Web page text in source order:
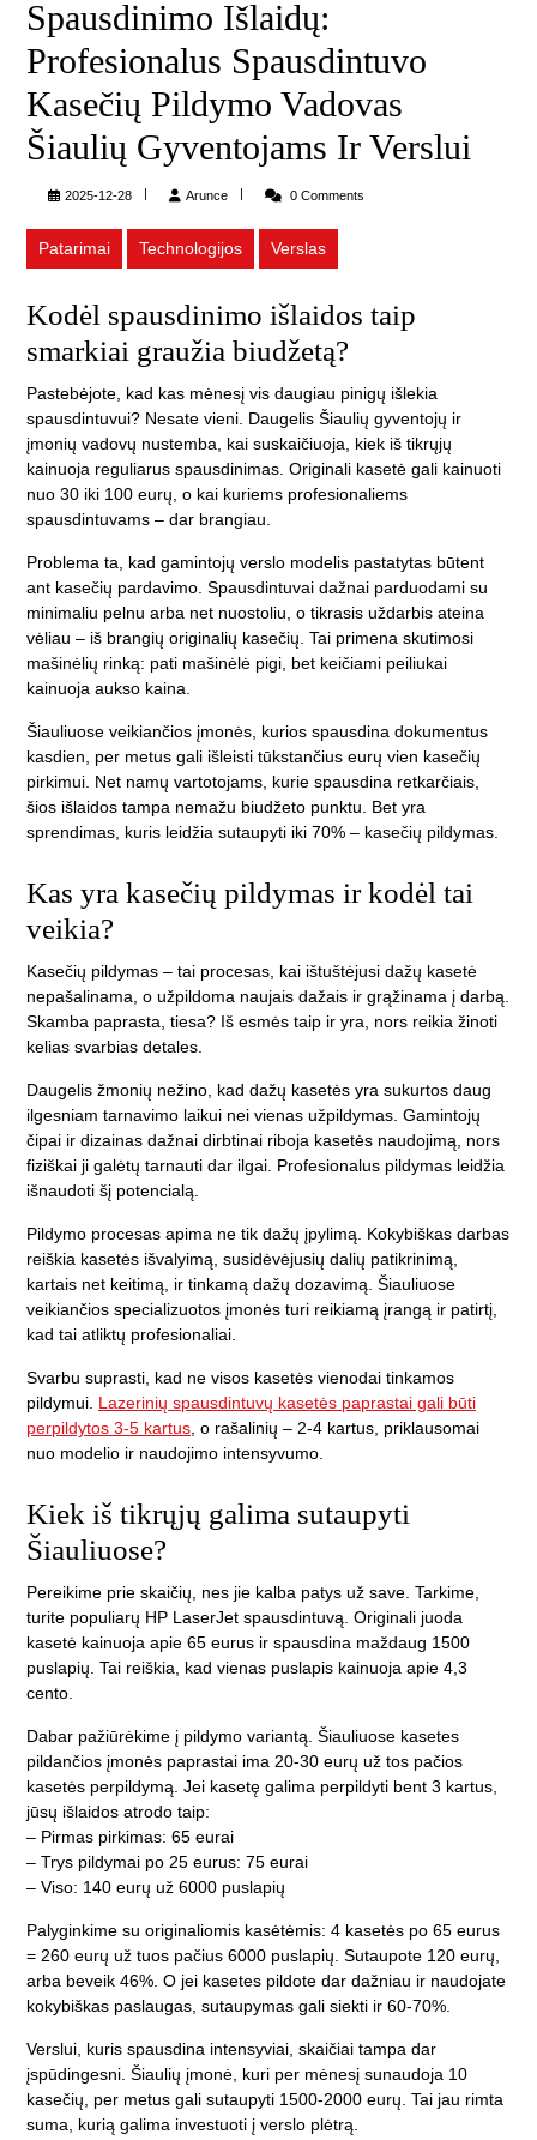
Spausdinimo Išlaidų:
Profesionalus Spausdintuvo
Kasečių Pildymo Vadovas
Šiaulių Gyventojams Ir Verslui
2025-12-28 ArunceArunce 0 Comments
Patarimai Technologijos Verslas
Kodėl spausdinimo išlaidos taip
smarkiai graužia biudžetą?
Pastebėjote, kad kas mėnesį vis daugiau pinigų išlekia
spausdintuvui? Nesate vieni. Daugelis Šiaulių gyventojų ir
įmonių vadovų nustemba, kai suskaičiuoja, kiek iš tikrųjų
kainuoja reguliarus spausdinimas. Originali kasetė gali kainuoti
nuo 30 iki 100 eurų, o kai kuriems profesionaliems
spausdintuvams – dar brangiau.
Problema ta, kad gamintojų verslo modelis pastatytas būtent
ant kasečių pardavimo. Spausdintuvai dažnai parduodami su
minimaliu pelnu arba net nuostoliu, o tikrasis uždarbis ateina
vėliau – iš brangių originalių kasečių. Tai primena skutimosi
mašinėlių rinką: pati mašinėlė pigi, bet keičiami peiliukai
kainuoja aukso kaina.
Šiauliuose veikiančios įmonės, kurios spausdina dokumentus
kasdien, per metus gali išleisti tūkstančius eurų vien kasečių
pirkimui. Net namų vartotojams, kurie spausdina retkarčiais,
šios išlaidos tampa nemažu biudžeto punktu. Bet yra
sprendimas, kuris leidžia sutaupyti iki 70% – kasečių pildymas.
Kas yra kasečių pildymas ir kodėl tai
veikia?
Kasečių pildymas – tai procesas, kai ištuštėjusi dažų kasetė
nepašalinama, o užpildoma naujais dažais ir grąžinama į darbą.
Skamba paprasta, tiesa? Iš esmės taip ir yra, nors reikia žinoti
kelias svarbias detales.
Daugelis žmonių nežino, kad dažų kasetės yra sukurtos daug
ilgesniam tarnavimo laikui nei vienas užpildymas. Gamintojų
čipai ir dizainas dažnai dirbtinai riboja kasetės naudojimą, nors
fiziškai ji galėtų tarnauti dar ilgai. Profesionalus pildymas leidžia
išnaudoti šį potencialą.
Pildymo procesas apima ne tik dažų įpylimą. Kokybiškas darbas
reiškia kasetės išvalyimą, susidėvėjusių dalių patikrinimą,
kartais net keitimą, ir tinkamą dažų dozavimą. Šiauliuose
veikiančios specializuotos įmonės turi reikiamą įrangą ir patirtį,
kad tai atliktų profesionaliai.
Svarbu suprasti, kad ne visos kasetės vienodai tinkamos
pildymui. Lazerinių spausdintuvų kasetės paprastai gali būti
perpildytos 3-5 kartus , o rašalinių – 2-4 kartus, priklausomai
nuo modelio ir naudojimo intensyvumo.
Kiek iš tikrųjų galima sutaupyti
Šiauliuose?
Pereikime prie skaičių, nes jie kalba patys už save. Tarkime,
turite populiarų HP LaserJet spausdintuvą. Originali juoda
kasetė kainuoja apie 65 eurus ir spausdina maždaug 1500
puslapių. Tai reiškia, kad vienas puslapis kainuoja apie 4,3
cento.
Dabar pažiūrėkime į pildymo variantą. Šiauliuose kasetes
pildančios įmonės paprastai ima 20-30 eurų už tos pačios
kasetės perpildymą. Jei kasetę galima perpildyti bent 3 kartus,
jūsų išlaidos atrodo taip:
– Pirmas pirkimas: 65 eurai
– Trys pildymai po 25 eurus: 75 eurai
– Viso: 140 eurų už 6000 puslapių
Palyginkime su originaliomis kasėtėmis: 4 kasetės po 65 eurus
= 260 eurų už tuos pačius 6000 puslapių. Sutaupote 120 eurų,
arba beveik 46%. O jei kasetes pildote dar dažniau ir naudojate
kokybiškas paslaugas, sutaupymas gali siekti ir 60-70%.
Verslui, kuris spausdina intensyviai, skaičiai tampa dar
įspūdingesni. Šiaulių įmonė, kuri per mėnesį sunaudoja 10
kasečių, per metus gali sutaupyti 1500-2000 eurų. Tai jau rimta
suma, kurią galima investuoti į verslo plėtrą.